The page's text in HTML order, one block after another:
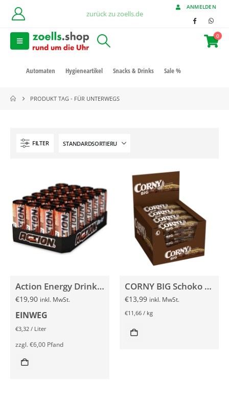
zurück zu zoells.de
ANMELDEN
0
Automaten Hygieneartikel Snacks & Drinks Sale %
PRODUKT TAG - FÜR UNTERWEGS
FILTER
Action Energy Drink 24x 250ml
€19,90 inkl. MwSt.
EINWEG
€3,32 / Liter
zzgl. €6,00 Pfand
CORNY BIG Schoko 24x 50g Müsliriegel
€13,99 inkl. MwSt.
€11,66 / kg